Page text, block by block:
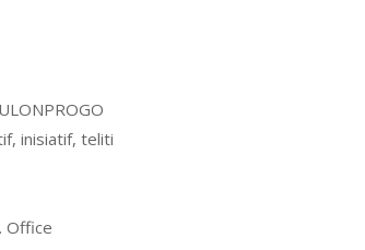
inisiatif, teliti
Office